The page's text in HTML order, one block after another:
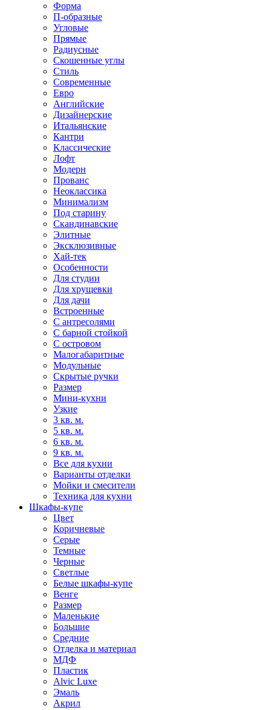
Форма
П-образные
Угловые
Прямые
Радиусные
Скошенные углы
Стиль
Современные
Евро
Английские
Дизайнерские
Итальянские
Кантри
Классические
Лофт
Модерн
Прованс
Неоклассика
Минимализм
Под старину
Скандинавские
Элитные
Эксклюзивные
Хай-тек
Особенности
Для студии
Для хрущевки
Для дачи
Встроенные
С антресолями
С барной стойкой
С островом
Малогабаритные
Модульные
Скрытые ручки
Размер
Мини-кухни
Узкие
3 кв. м.
5 кв. м.
6 кв. м.
9 кв. м.
Все для кухни
Варианты отделки
Мойки и смесители
Техника для кухни
Шкафы-купе
Цвет
Коричневые
Серые
Темные
Черные
Светлые
Белые шкафы-купе
Венге
Размер
Маленькие
Большие
Средние
Отделка и материал
МДФ
Пластик
Alvic Luxe
Эмаль
Акрил